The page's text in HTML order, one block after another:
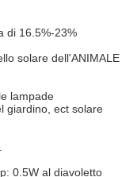
di 16.5%-23%
solare dell'ANIMALE
lampade
giardino, ect solare
0.5W al diavoletto